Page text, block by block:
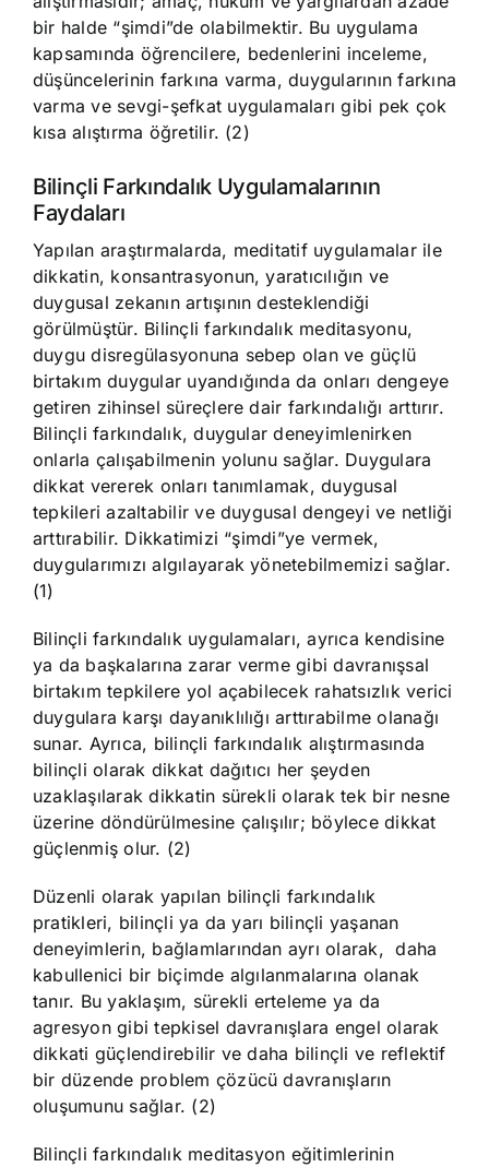
bir halde “şimdi”de olabilmektir. Bu uygulama
kapsamında öğrencilere, bedenlerini inceleme,
düşüncelerinin farkına varma, duygularının farkına
varma ve sevgi-şefkat uygulamaları gibi pek çok
kısa alıştırma öğretilir. (2)
Bilinçli Farkındalık Uygulamalarının
Faydaları
Yapılan araştırmalarda, meditatif uygulamalar ile
dikkatin, konsantrasyonun, yaratıcılığın ve
duygusal zekanın artışının desteklendiği
görülmüştür. Bilinçli farkındalık meditasyonu,
duygu disregülasyonuna sebep olan ve güçlü
birtakım duygular uyandığında da onları dengeye
getiren zihinsel süreçlere dair farkındalığı arttırır.
Bilinçli farkındalık, duygular deneyimlenirken
onlarla çalışabilmenin yolunu sağlar. Duygulara
dikkat vererek onları tanımlamak, duygusal
tepkileri azaltabilir ve duygusal dengeyi ve netliği
arttırabilir. Dikkatimizi “şimdi”ye vermek,
duygularımızı algılayarak yönetebilmemizi sağlar.
(1)
Bilinçli farkındalık uygulamaları, ayrıca kendisine
ya da başkalarına zarar verme gibi davranışsal
birtakım tepkilere yol açabilecek rahatsızlık verici
duygulara karşı dayanıklılığı arttırabilme olanağı
sunar. Ayrıca, bilinçli farkındalık alıştırmasında
bilinçli olarak dikkat dağıtıcı her şeyden
uzaklaşılarak dikkatin sürekli olarak tek bir nesne
üzerine döndürülmesine çalışılır; böylece dikkat
güçlenmiş olur. (2)
Düzenli olarak yapılan bilinçli farkındalık
pratikleri, bilinçli ya da yarı bilinçli yaşanan
deneyimlerin, bağlamlarından ayrı olarak, daha
kabullenici bir biçimde algılanmalarına olanak
tanır. Bu yaklaşım, sürekli erteleme ya da
agresyon gibi tepkisel davranışlara engel olarak
dikkati güçlendirebilir ve daha bilinçli ve reflektif
bir düzende problem çözücü davranışların
oluşumunu sağlar. (2)
Bilinçli farkındalık meditasyon eğitimlerinin